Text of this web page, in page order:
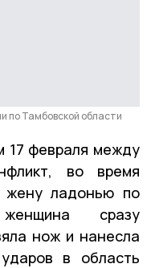
по Тамбовской области
17 февраля между
во время
жену ладонью по
сразу
нож и нанесла
в область